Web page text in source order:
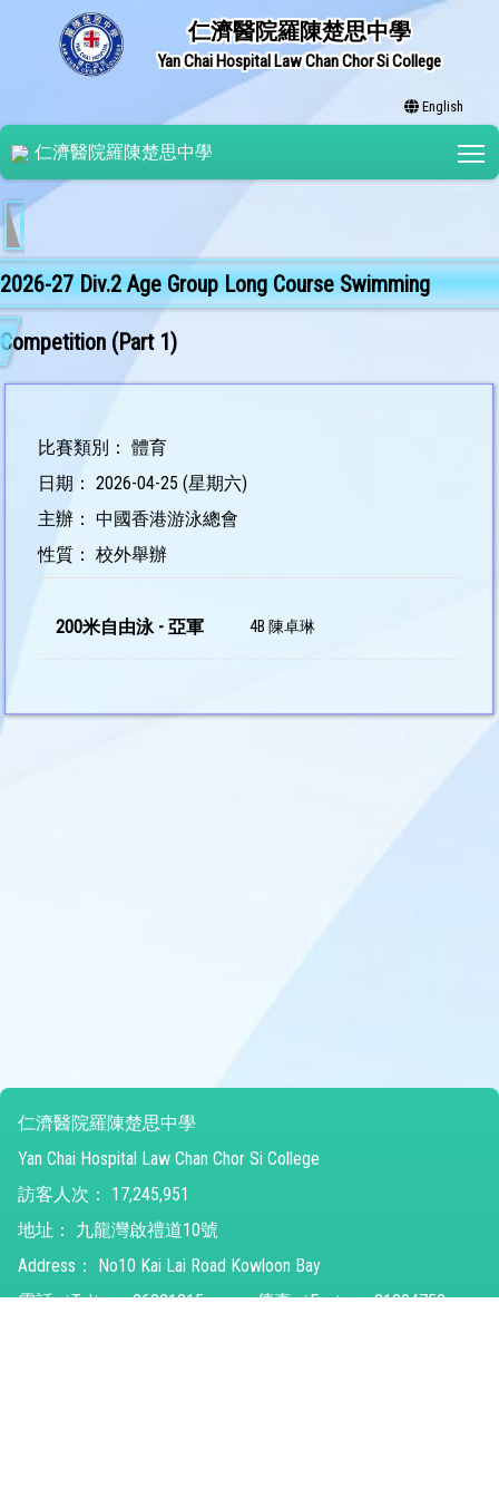
仁濟醫院羅陳楚思中學
Yan Chai Hospital Law Chan Chor Si College
English
仁濟醫院羅陳楚思中學
2026-27 Div.2 Age Group Long Course Swimming
Competition (Part 1)
比賽類別： 體育
日期： 2026-04-25 (星期六)
主辦： 中國香港游泳總會
性質： 校外舉辦
200米自由泳 - 亞軍 4B 陳卓琳
仁濟醫院羅陳楚思中學
Yan Chai Hospital Law Chan Chor Si College
訪客人次：
17,245,951
地址：
九龍灣啟禮道10號
Address：
No10 Kai Lai Road Kowloon Bay
電話（Tel）： 26821315 傳真（Fax）： 31294752